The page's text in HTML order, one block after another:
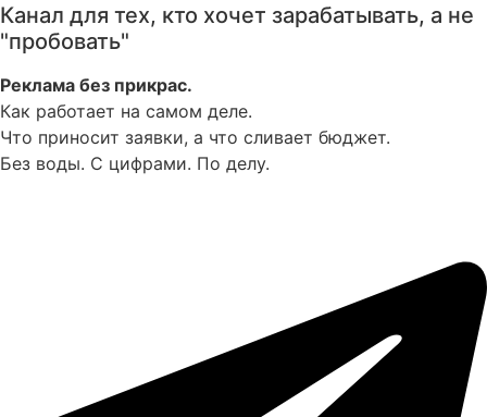
Канал для тех, кто хочет зарабатывать, а не
"пробовать"
Реклама без прикрас.
Как работает на самом деле.
Что приносит заявки, а что сливает бюджет.
Без воды. С цифрами. По делу.